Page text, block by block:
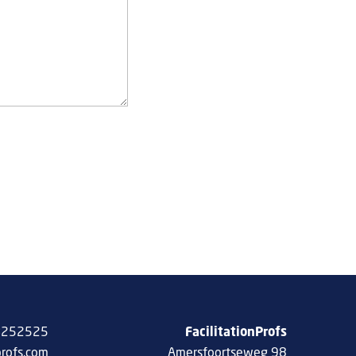
FacilitationProfs
Amersfoortseweg 98